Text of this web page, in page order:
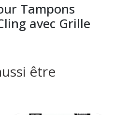
Tampons
avec Grille
être